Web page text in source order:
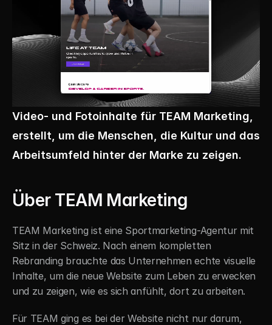
Video- und Fotoinhalte für TEAM Marketing,
erstellt, um die Menschen, die Kultur und das
Arbeitsumfeld hinter der Marke zu zeigen.
Über TEAM Marketing
TEAM Marketing ist eine Sportmarketing-Agentur mit
Sitz in der Schweiz. Nach einem kompletten
Rebranding brauchte das Unternehmen echte visuelle
Inhalte, um die neue Website zum Leben zu erwecken
und zu zeigen, wie es sich anfühlt, dort zu arbeiten.
Für TEAM ging es bei der Website nicht nur darum,